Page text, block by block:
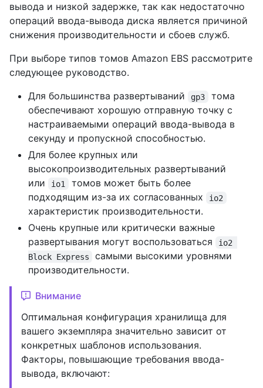
вывода и низкой задержке, так как недостаточно
операций ввода-вывода диска является причиной
снижения производительности и сбоев служб.
При выборе типов томов Amazon EBS рассмотрите
следующее руководство.
Для большинства развертываний
gp3
тома
обеспечивают хорошую отправную точку с
настраиваемыми операций ввода-вывода в
секунду и пропускной способностью.
Для более крупных или
высокопроизводительных развертываний
или
io1
томов может быть более
подходящим из-за их согласованных
io2
характеристик производительности.
Очень крупные или критически важные
развертывания могут воспользоваться
io2
Block Express
самыми высокими уровнями
производительности.
Внимание
Оптимальная конфигурация хранилища для
вашего экземпляра значительно зависит от
конкретных шаблонов использования.
Факторы, повышающие требования ввода-
вывода, включают: